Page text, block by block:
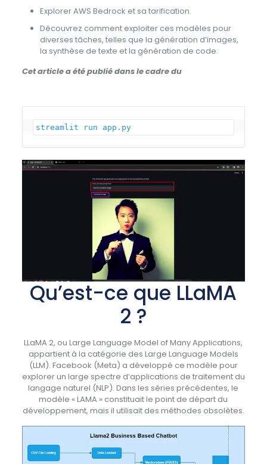
Explorer AWS Bedrock et sa tarification.
Découvrez comment exploiter ces modèles pour
diverses tâches, telles que la génération d’images,
la synthèse de texte et la génération de code.
Cet article a été publié dans le cadre du
streamlit run app.py
Qu’est-ce que LLaMA
2 ?
LLaMA 2, ou Large Language Model of Many Applications,
appartient à la catégorie des Large Language Models
(LLM). Facebook (Meta) a développé ce modèle pour
explorer un large spectre d’applications de traitement du
langage naturel (NLP). Dans les séries précédentes, le
modèle « LAMA » constituait le point de départ du
développement, mais il utilisait des méthodes obsolètes.